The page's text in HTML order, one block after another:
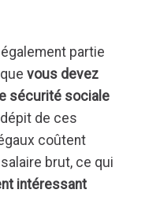
partie
vous devez
sécurité sociale
dépit de ces
coûtent
brut, ce qui
intéressant